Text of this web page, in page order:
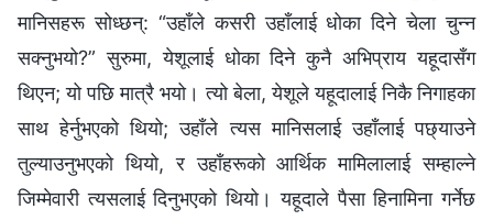
मानिसहरू सोध्‍छन्: “उहाँले कसरी उहाँलाई धोका दिने चेला चुन्‍न
सक्‍नुभयो?” सुरुमा, येशूलाई धोका दिने कुनै अभिप्राय यहूदासँग
थिएन; यो पछि मात्रै भयो। त्यो बेला, येशूले यहूदालाई निकै निगाहका
साथ हेर्नुभएको थियो; उहाँले त्यस मानिसलाई उहाँलाई पछ्याउने
तुल्याउनुभएको थियो, र उहाँहरूको आर्थिक मामिलालाई सम्हाल्ने
जिम्मेवारी त्यसलाई दिनुभएको थियो। यहूदाले पैसा हिनामिना गर्नेछ